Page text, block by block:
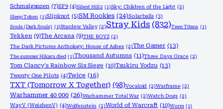
Schmalgauzen (7)SF9 (4)Silent Hill 2 (1)Sky: Children of the Light (2)
Sleep Token (1)Slipknot (5)SM Rookies (24)Solarballs (3)
Souls (Dark Souls) (1)Stardew Valley (2)Stray Kids (832)Teen Titans (1)
Tekken (9)The Arcana (9)THE BOYZ (2)
The Dark Pictures Anthology: House of Ashes (2)The Gamer (13)
The summer Hikaru died (1)Thousand Autumns (11)Three Days Grace (2)
Tom Clancy's Rainbow Six Siege (10)Tsukiru Yodzu (13)
Twenty One Pilots (4)Twice (16)
TXT (Tomorrow X Together) (98)Vocaloid (2)Warframe (2)
Warhammer 40 000 (26)Warhammer Total War (2)Watch Dogs (2)
WayV (WeishenV) (4)Wolfenstein (2)World of Warcraft (10)Worm (1)